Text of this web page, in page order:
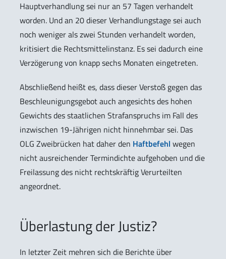
Hauptverhandlung sei nur an 57 Tagen verhandelt
worden. Und an 20 dieser Verhandlungstage sei auch
noch weniger als zwei Stunden verhandelt worden,
kritisiert die Rechtsmittelinstanz. Es sei dadurch eine
Verzögerung von knapp sechs Monaten eingetreten.
Abschließend heißt es, dass dieser Verstoß gegen das
Beschleunigungsgebot auch angesichts des hohen
Gewichts des staatlichen Strafanspruchs im Fall des
inzwischen 19-Jährigen nicht hinnehmbar sei. Das
OLG Zweibrücken hat daher den Haftbefehl wegen
nicht ausreichender Termindichte aufgehoben und die
Freilassung des nicht rechtskräftig Verurteilten
angeordnet.
Überlastung der Justiz?
In letzter Zeit mehren sich die Berichte über